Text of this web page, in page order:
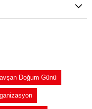
Doğum Günü